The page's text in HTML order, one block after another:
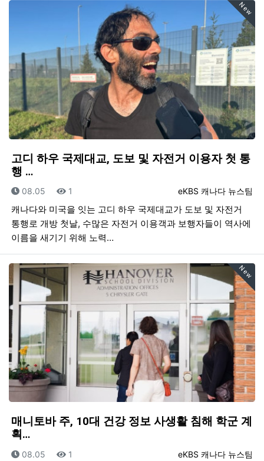
New
고디 하우 국제대교, 도보 및 자전거 이용자 첫 통
행 …
등록자
eKBS 캐나다 뉴스팀
등록일
08.05 조회
1
캐나다와 미국을 잇는 고디 하우 국제대교가 도보 및 자전거
통행로 개방 첫날, 수많은 자전거 이용객과 보행자들이 역사에
이름을 새기기 위해 노력…
New
매니토바 주, 10대 건강 정보 사생활 침해 학군 계
획…
등록자
eKBS 캐나다 뉴스팀
등록일
08.05 조회
1